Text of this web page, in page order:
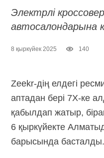
Электрлі
автосалондарына
8 қыркүйек 2025 140
Zeekr-дің елдегі
аптадан бері 7X-ке
қабылдап жатыр,
6 қыркүйекте
барысында басталды.